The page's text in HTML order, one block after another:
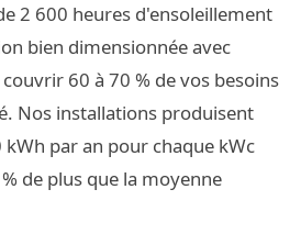
2 600 heures d'ensoleillement
bien dimensionnée avec
60 à 70 % de vos besoins
Nos installations produisent
par an pour chaque kWc
de plus que la moyenne